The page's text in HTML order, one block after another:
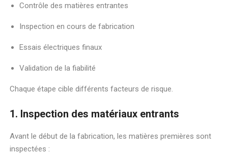
Contrôle des matières entrantes
Inspection en cours de fabrication
Essais électriques finaux
Validation de la fiabilité
Chaque étape cible différents facteurs de risque.
1. Inspection des matériaux entrants
Avant le début de la fabrication, les matières premières sont
inspectées :